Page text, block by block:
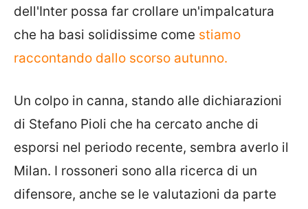
dell'Inter possa far crollare un'impalcatura
che ha basi solidissime come stiamo
raccontando dallo scorso autunno.
Un colpo in canna, stando alle dichiarazioni
di Stefano Pioli che ha cercato anche di
esporsi nel periodo recente, sembra averlo il
Milan. I rossoneri sono alla ricerca di un
difensore, anche se le valutazioni da parte